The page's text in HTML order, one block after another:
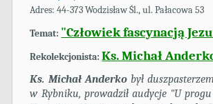
Adres: 44-373 Wodzisław Śl., ul. Pałacowa 53
Temat: "Człowiek fascynacją
Rekolekcjonista:Ks. Michał
Ks. Michał Anderkobył
w Rybniku, prowadził audycje "U